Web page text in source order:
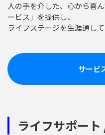
人の手を介した、心から喜
ービス」を提供し、
ライフステージを生涯通し
サービ
ライフサポー